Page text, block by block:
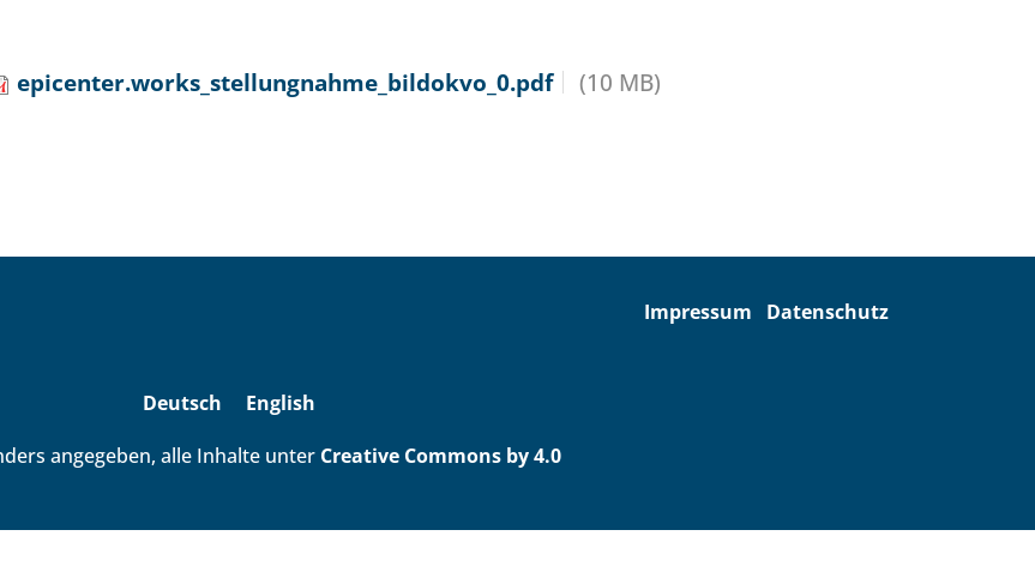
epicenter.works_stellungnahme_bildokvo_0.pdf (10 MB)
Impressum Datenschutz
Deutsch
English
angegeben, alle Inhalte unter Creative Commons by 4.0